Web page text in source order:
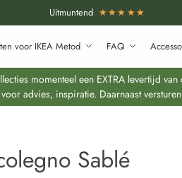
Uitmuntend ★★★★★
voor IKEA Metod FAQ
momenteel een EXTRA levertijd
advies, inspiratie. Daarnaast
Sablé